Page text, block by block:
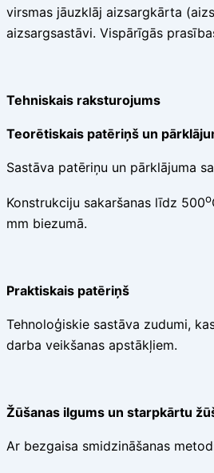
virsmas jāuzklāj aizsargkārta
aizsargsastāvi. Vispārīgās
Tehniskais raksturojums
Teorētiskais patēriņš un
Sastāva patēriņu un pārklājuma
Konstrukciju sakaršanas līdz 500o
mm biezumā.
Praktiskais patēriņš
Tehnoloģiskie sastāva zudumi,
darba veikšanas apstākļiem.
Žūšanas ilgums un starpkārtu
Ar bezgaisa smidzināšanas